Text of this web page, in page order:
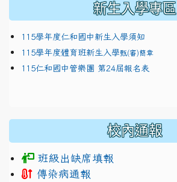
新生入學專區
115學年度仁和國中新生入學須知
115學年度體育班新生入學甄(審)簡章
115仁和國中管樂團 第24屆報名表
校內通報
班級出缺席填報
傳染病通報